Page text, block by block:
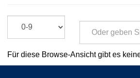
Für diese Browse-Ansicht gibt es